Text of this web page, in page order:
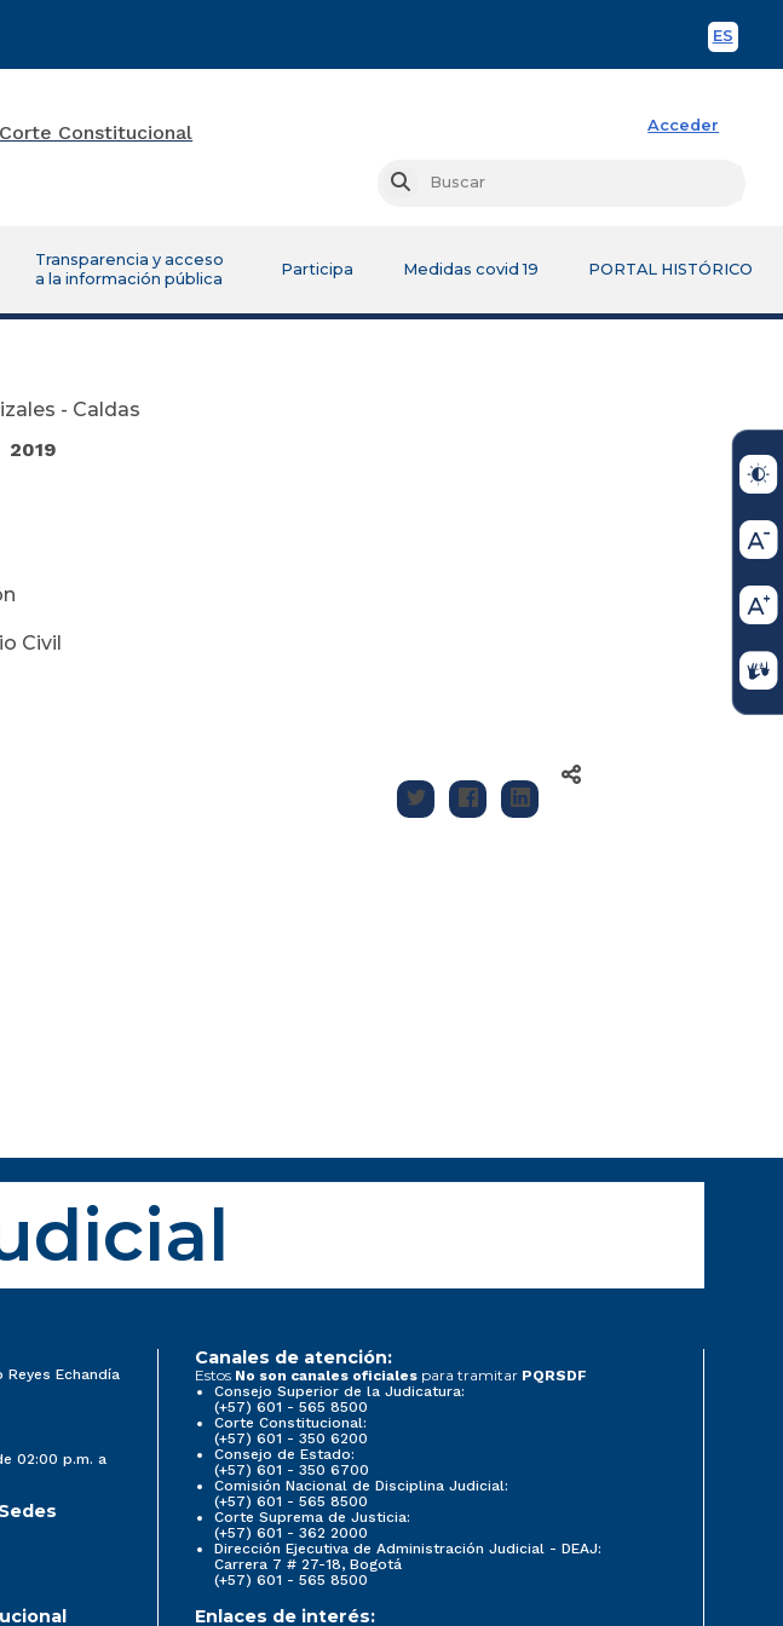
ES
Acceder
Buscar
Transparencia y acceso
a la información pública
Participa Medidas covid 19 PORTAL HISTÓRICO
- Caldas
Civil
Echandía
02:00 p.m. a
Canales de atención:
Estos No son canales oficiales para tramitar PQRSDF
Consejo Superior de la Judicatura:
(+57) 601 - 565 8500
Corte Constitucional:
(+57) 601 - 350 6200
Consejo de Estado:
(+57) 601 - 350 6700
Comisión Nacional de Disciplina Judicial:
(+57) 601 - 565 8500
Corte Suprema de Justicia:
(+57) 601 - 362 2000
Dirección Ejecutiva de Administración Judicial - DEAJ:
Carrera 7 # 27-18, Bogotá
(+57) 601 - 565 8500
Enlaces de interés: